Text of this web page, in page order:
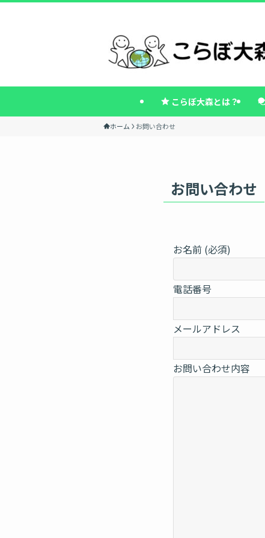
こらぼ大森とは？
ホーム お問い合わせ
お問い合わせ
お名前 (必須)
電話番号
メールアドレス
お問い合わせ内容